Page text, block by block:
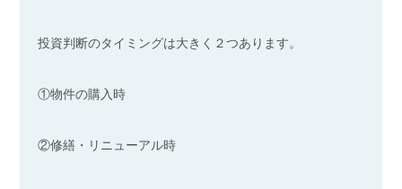
投資判断のタイミングは大きく２つあります。
①物件の購入時
②修繕・リニューアル時